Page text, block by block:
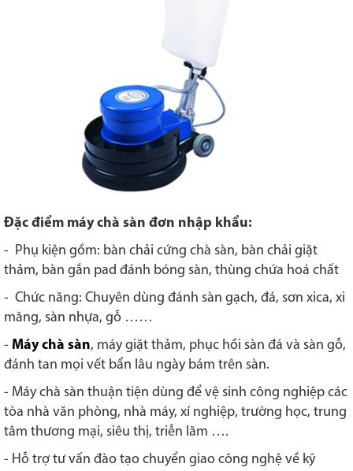
Đặc điểm máy chà sàn đơn nhập khẩu:
- Phụ kiện gồm: bàn chải cứng chà sàn, bàn chải giặt
thảm, bàn gắn pad đánh bóng sàn, thùng chứa hoá chất
- Chức năng: Chuyên dùng đánh sàn gạch, đá, sơn xica, xi
măng, sàn nhựa, gỗ ……
- Máy chà sàn, máy giặt thảm, phục hồi sàn đá và sàn gỗ,
đánh tan mọi vết bẩn lâu ngày bám trên sàn.
- Máy chà sàn thuận tiện dùng để vệ sinh công nghiệp các
tòa nhà văn phòng, nhà máy, xí nghiệp, trường học, trung
tâm thương mại, siêu thị, triễn lãm ….
- Hỗ trợ tư vấn đào tạo chuyển giao công nghệ về kỹ